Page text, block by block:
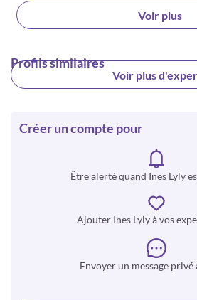
Voir plus
Profils similaires
Voir plus
Créer un compte pour
Être alerté quand Ines Lyly
Ajouter Ines Lyly à vos
Envoyer un message privé